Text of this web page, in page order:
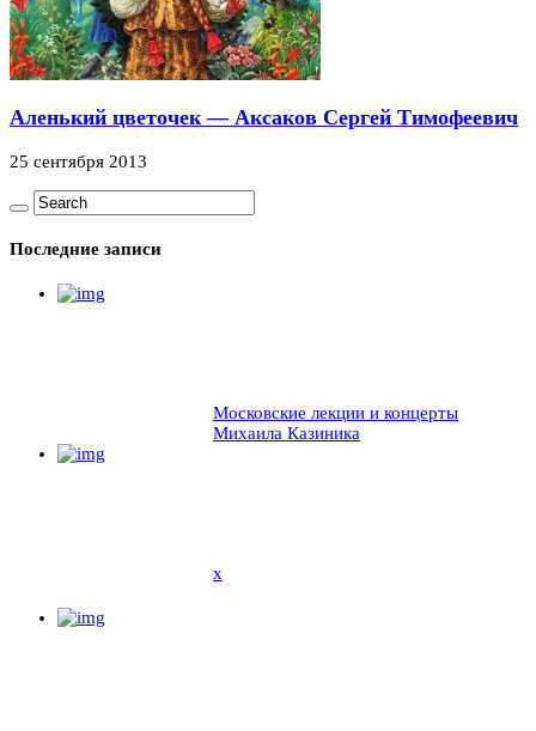
Аленький цветочек — Аксаков Сергей Тимофеевич
25 сентября 2013
Последние записи
Московские лекции и концерты
Михаила Казиника
x